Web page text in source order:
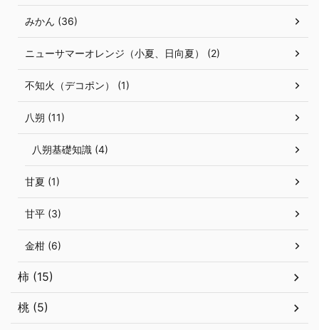
みかん (36)
ニューサマーオレンジ（小夏、日向夏） (2)
不知火（デコポン） (1)
八朔 (11)
八朔基礎知識 (4)
甘夏 (1)
甘平 (3)
金柑 (6)
柿 (15)
桃 (5)